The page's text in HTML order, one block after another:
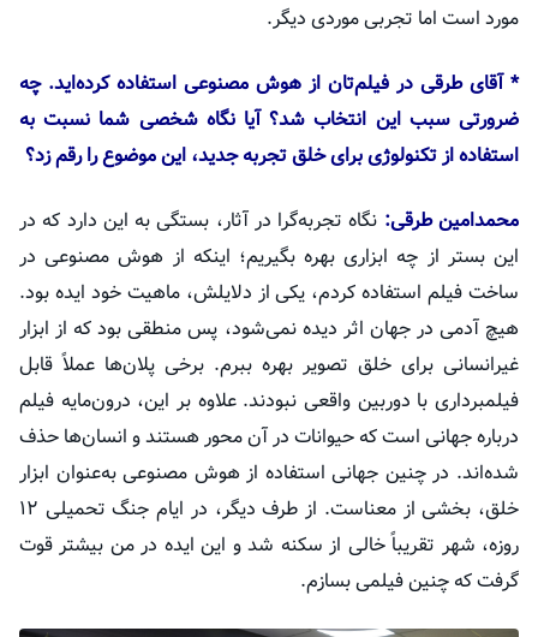
مورد است اما تجربی موردی دیگر.‌
* آقایطرقی در فیلم‌تان از هوش مصنوعی استفاده کرده‌اید. چه
ضرورتی سبب این انتخاب شد؟ آیا نگاه شخصی شما نسبت به
استفاده از تکنولوژی برای خلق تجربه جدید، این موضوع را رقم زد؟
محمدامینطرقی: نگاه تجربه‌گرا در آثار، بستگی به این دارد که در
این بستر از چه ابزاری بهره بگیریم؛ اینکه از هوش مصنوعی در
ساخت فیلم استفاده کردم، یکی از دلایلش، ماهیت خود ایده بود.
هیچ آدمی در جهان اثر دیده نمی‌شود، پس منطقی بود که از ابزار
غیرانسانی برای خلق تصویر بهره ببرم. برخی پلان‌ها عملاً قابل
فیلمبرداری با دوربین واقعی نبودند. علاوه بر این، درون‌مایه فیلم
درباره جهانی است که حیوانات در آن محور هستند و انسان‌ها حذف
شده‌اند. در چنین جهانی استفاده از هوش مصنوعی به‌عنوان ابزار
خلق، بخشی از معناست. از طرف دیگر، در ایام جنگ تحمیلی ۱۲
روزه، شهر تقریباً خالی از سکنه شد و این ایده در من بیشتر قوت
گرفت که چنین فیلمی بسازم.